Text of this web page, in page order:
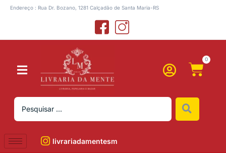
Endereço : Rua Dr. Bozano, 1281 Calçadão de Santa Maria-RS
0
livrariadamentesm